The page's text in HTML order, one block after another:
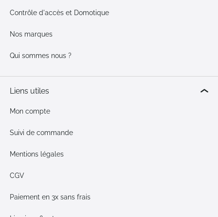
Contrôle d'accès et Domotique
Nos marques
Qui sommes nous ?
Liens utiles
Mon compte
Suivi de commande
Mentions légales
CGV
Paiement en 3x sans frais